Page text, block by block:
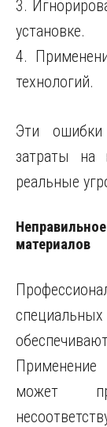
3.
установке.
4.
технологий.
Эти
затраты на
реальные
материалов
может